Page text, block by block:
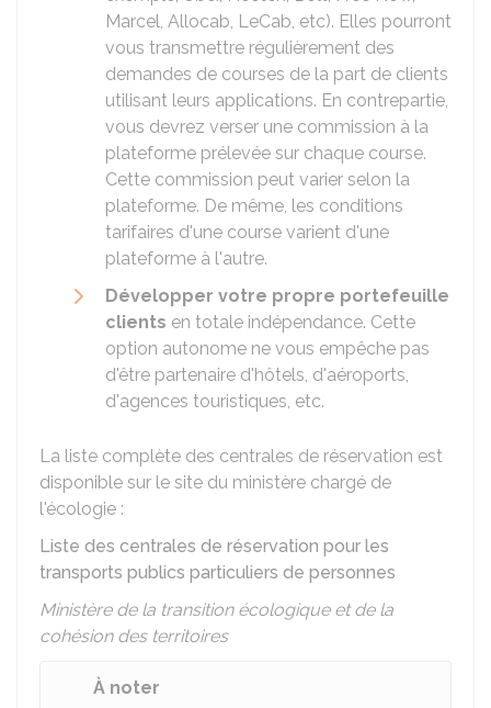
Marcel, Allocab, LeCab, etc). Elles pourront
vous transmettre régulièrement des
demandes de courses de la part de clients
utilisant leurs applications. En contrepartie,
vous devrez verser une commission à la
plateforme prélevée sur chaque course.
Cette commission peut varier selon la
plateforme. De même, les conditions
tarifaires d'une course varient d'une
plateforme à l'autre.
Développer votre propre portefeuille
clients en totale indépendance. Cette
option autonome ne vous empêche pas
d'être partenaire d'hôtels, d'aéroports,
d'agences touristiques, etc.
La liste complète des centrales de réservation est
disponible sur le site du ministère chargé de
l'écologie :
Liste des centrales de réservation pour les
transports publics particuliers de personnes
Ministère de la transition écologique et de la
cohésion des territoires
À noter